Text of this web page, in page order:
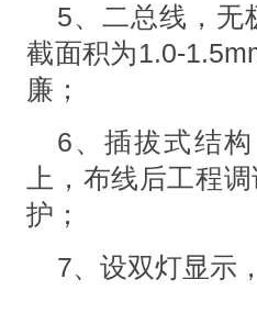
5、二总线，无
截面积为1.0-
廉；
6、插拔式结
上，布线后工程
护；
7、设双灯显示